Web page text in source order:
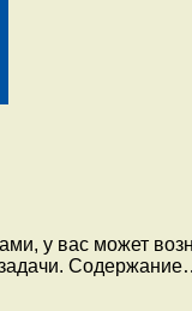
у вас может